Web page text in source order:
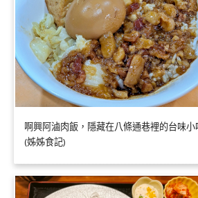
啊興阿滷肉飯，隱藏在八條通巷裡的台味
(姊姊食記)